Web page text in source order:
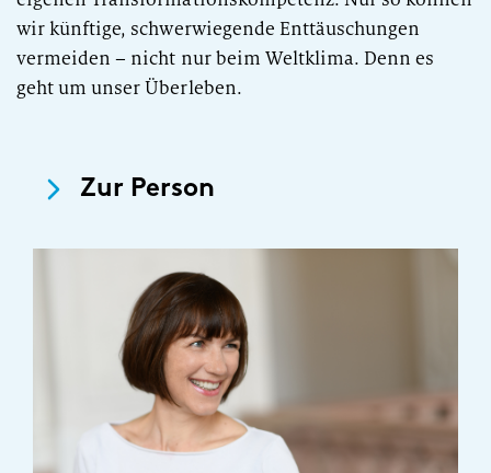
wir künftige, schwerwiegende Enttäuschungen
vermeiden – nicht nur beim Weltklima. Denn es
geht um unser Überleben.
Zur Person